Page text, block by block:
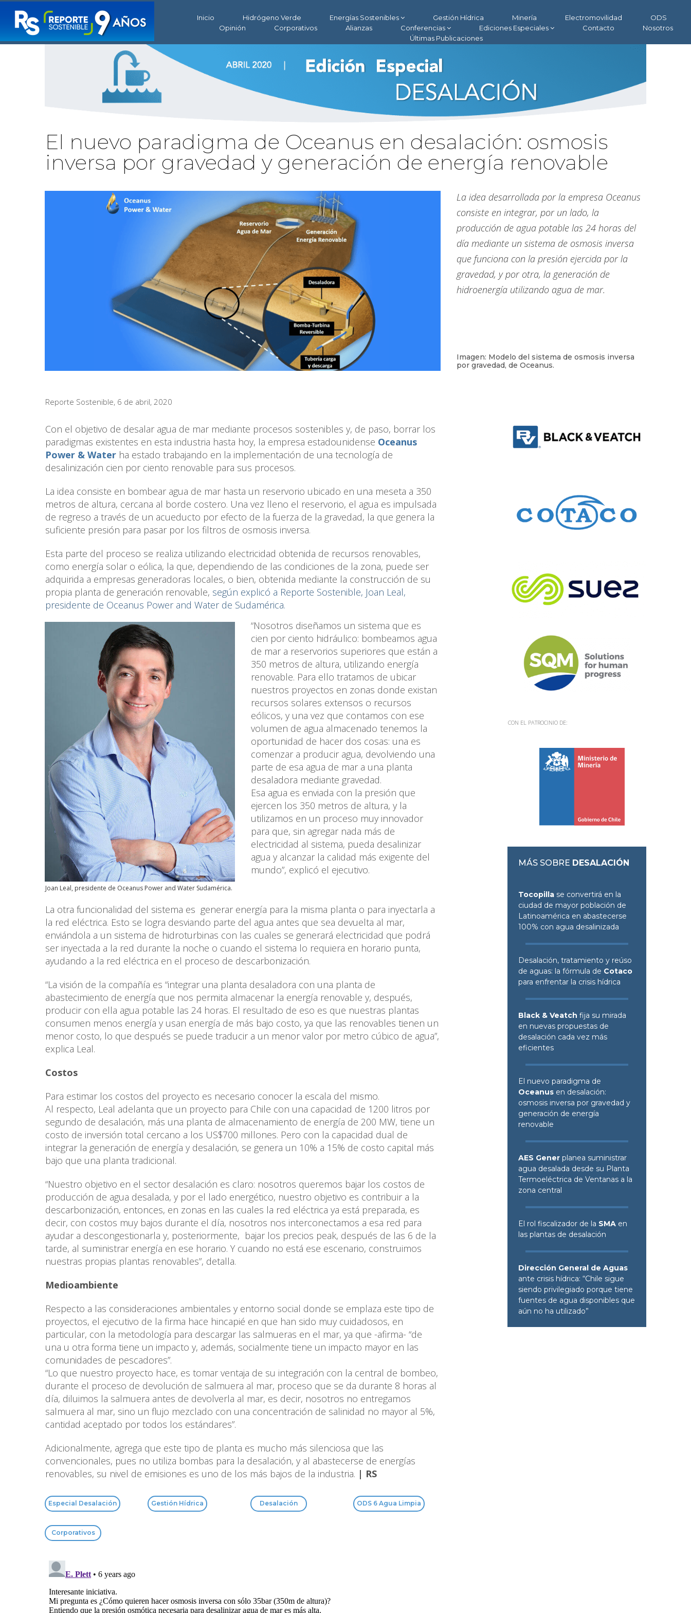
Inicio Hidrógeno Verde Energías Sostenibles Gestión Hídrica Minería Electromovilidad
ODS
Opinión
Corporativos Alianzas Conferencias Ediciones Especiales Contacto
Nosotros
Últimas Publicaciones
El nuevo paradigma de Oceanus en desalación: osmosis
inversa por gravedad y generación de energía renovable
La idea desarrollada por la empresa Oceanus
consiste en integrar, por un lado, la
producción de agua potable las 24 horas del
día mediante un sistema de osmosis inversa
que funciona con la presión ejercida por la
gravedad, y por otra, la generación de
hidroenergía utilizando agua de mar.
Imagen: Modelo del sistema de osmosis inversa
por gravedad, de Oceanus.
Reporte Sostenible, 6 de abril, 2020
Con el objetivo de desalar agua de mar mediante procesos sostenibles y, de paso, borrar los
paradigmas existentes en esta industria hasta hoy, la empresa estadounidense Oceanus
Power & Water ha estado trabajando en la implementación de una tecnología de
desalinización cien por ciento renovable para sus procesos.
La idea consiste en bombear agua de mar hasta un reservorio ubicado en una meseta a 350
metros de altura, cercana al borde costero. Una vez lleno el reservorio, el agua es impulsada
de regreso a través de un acueducto por efecto de la fuerza de la gravedad, la que genera la
suficiente presión para pasar por los filtros de osmosis inversa.
Esta parte del proceso se realiza utilizando electricidad obtenida de recursos renovables,
como energía solar o eólica, la que, dependiendo de las condiciones de la zona, puede ser
adquirida a empresas generadoras locales, o bien, obtenida mediante la construcción de su
propia planta de generación renovable, según explicó a Reporte Sostenible, Joan Leal,
presidente de Oceanus Power and Water de Sudamérica.
Joan Leal, presidente de Oceanus Power and Water Sudamérica.
“Nosotros diseñamos un sistema que es
cien por ciento hidráulico: bombeamos agua
de mar a reservorios superiores que están a
350 metros de altura, utilizando energía
renovable. Para ello tratamos de ubicar
nuestros proyectos en zonas donde existan
recursos solares extensos o recursos
eólicos, y una vez que contamos con ese
volumen de agua almacenado tenemos la
oportunidad de hacer dos cosas: una es
comenzar a producir agua, devolviendo una
parte de esa agua de mar a una planta
desaladora mediante gravedad.
Esa agua es enviada con la presión que
ejercen los 350 metros de altura, y la
utilizamos en un proceso muy innovador
para que, sin agregar nada más de
electricidad al sistema, pueda desalinizar
agua y alcanzar la calidad más exigente del
mundo”, explicó el ejecutivo.
La otra funcionalidad del sistema es generar energía para la misma planta o para inyectarla a
la red eléctrica. Esto se logra desviando parte del agua antes que sea devuelta al mar,
enviándola a un sistema de hidroturbinas con las cuales se generará electricidad que podrá
ser inyectada a la red durante la noche o cuando el sistema lo requiera en horario punta,
ayudando a la red eléctrica en el proceso de descarbonización.
“La visión de la compañía es “integrar una planta desaladora con una planta de
abastecimiento de energía que nos permita almacenar la energía renovable y, después,
producir con ella agua potable las 24 horas. El resultado de eso es que nuestras plantas
consumen menos energía y usan energía de más bajo costo, ya que las renovables tienen un
menor costo, lo que después se puede traducir a un menor valor por metro cúbico de agua”,
explica Leal.
Costos
Para estimar los costos del proyecto es necesario conocer la escala del mismo.
Al respecto, Leal adelanta que un proyecto para Chile con una capacidad de 1200 litros por
segundo de desalación, más una planta de almacenamiento de energía de 200 MW, tiene un
costo de inversión total cercano a los US$700 millones. Pero con la capacidad dual de
integrar la generación de energía y desalación, se genera un 10% a 15% de costo capital más
bajo que una planta tradicional.
“Nuestro objetivo en el sector desalación es claro: nosotros queremos bajar los costos de
producción de agua desalada, y por el lado energético, nuestro objetivo es contribuir a la
descarbonización, entonces, en zonas en las cuales la red eléctrica ya está preparada, es
decir, con costos muy bajos durante el día, nosotros nos interconectamos a esa red para
ayudar a descongestionarla y, posteriormente, bajar los precios peak, después de las 6 de la
tarde, al suministrar energía en ese horario. Y cuando no está ese escenario, construimos
nuestras propias plantas renovables”, detalla.
Medioambiente
Respecto a las consideraciones ambientales y entorno social donde se emplaza este tipo de
proyectos, el ejecutivo de la firma hace hincapié en que han sido muy cuidadosos, en
particular, con la metodología para descargar las salmueras en el mar, ya que -afirma- “de
una u otra forma tiene un impacto y, además, socialmente tiene un impacto mayor en las
comunidades de pescadores”.
“Lo que nuestro proyecto hace, es tomar ventaja de su integración con la central de bombeo,
durante el proceso de devolución de salmuera al mar, proceso que se da durante 8 horas al
día, diluimos la salmuera antes de devolverla al mar, es decir, nosotros no entregamos
salmuera al mar, sino un flujo mezclado con una concentración de salinidad no mayor al 5%,
cantidad aceptado por todos los estándares”.
Adicionalmente, agrega que este tipo de planta es mucho más silenciosa que las
convencionales, pues no utiliza bombas para la desalación, y al abastecerse de energías
renovables, su nivel de emisiones es uno de los más bajos de la industria. | RS
CON EL PATROCINIO DE:
MÁS SOBRE DESALACIÓN
Tocopilla se convertirá en la
ciudad de mayor población de
Latinoamérica en abastecerse
100% con agua desalinizada
Desalación, tratamiento y reúso
de aguas: la fórmula de Cotaco
para enfrentar la crisis hídrica
Black & Veatch fija su mirada
en nuevas propuestas de
desalación cada vez más
eficientes
El nuevo paradigma de
Oceanus en desalación:
osmosis inversa por gravedad y
generación de energía
renovable
AES Gener planea suministrar
agua desalada desde su Planta
Termoeléctrica de Ventanas a la
zona central
El rol fiscalizador de la SMA en
las plantas de desalación
Dirección General de Aguas
ante crisis hídrica: “Chile sigue
siendo privilegiado porque tiene
fuentes de agua disponibles que
aún no ha utilizado”
Especial Desalación Gestión Hídrica
Corporativos
Desalación ODS 6 Agua Limpia